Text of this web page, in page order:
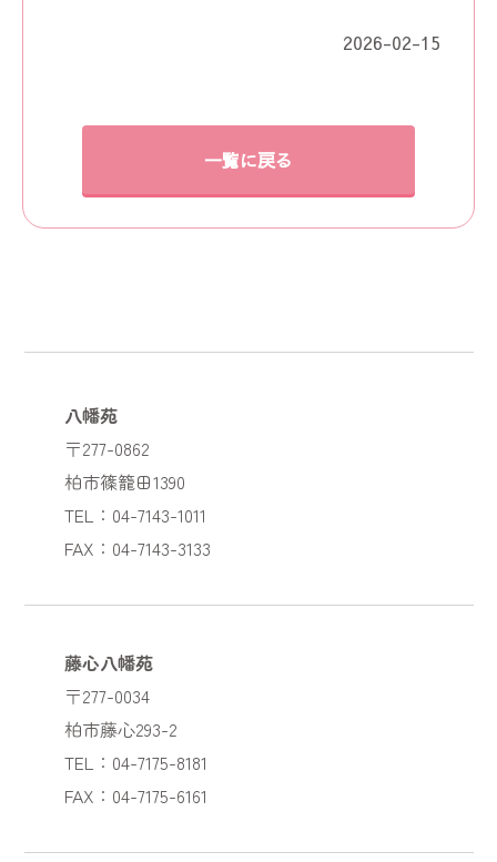
2026-02-15
一覧に戻る
八幡苑
〒277-0862
柏市篠籠田1390
TEL：04-7143-1011
FAX：04-7143-3133
藤心八幡苑
〒277-0034
柏市藤心293-2
TEL：04-7175-8181
FAX：04-7175-6161